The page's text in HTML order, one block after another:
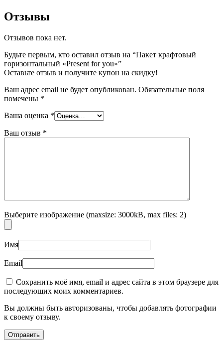
Отзывы
Отзывов пока нет.
Будьте первым, кто оставил отзыв на “Пакет крафтовый
горизонтальный «Present for you»”
Оставьте отзыв и получите купон на скидку!
Ваш адрес email не будет опубликован. Обязательные поля
помечены *
Ваша оценка *
Ваш отзыв *
Выберите изображение (maxsize: 3000kB, max files: 2)
Имя
Email
Сохранить моё имя, email и адрес сайта в этом браузере для
последующих моих комментариев.
Вы должны быть авторизованы, чтобы добавлять фотографии
к своему отзыву.